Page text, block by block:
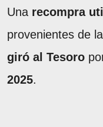
Una recompra
provenientes de
giró al Tesoro
2025.